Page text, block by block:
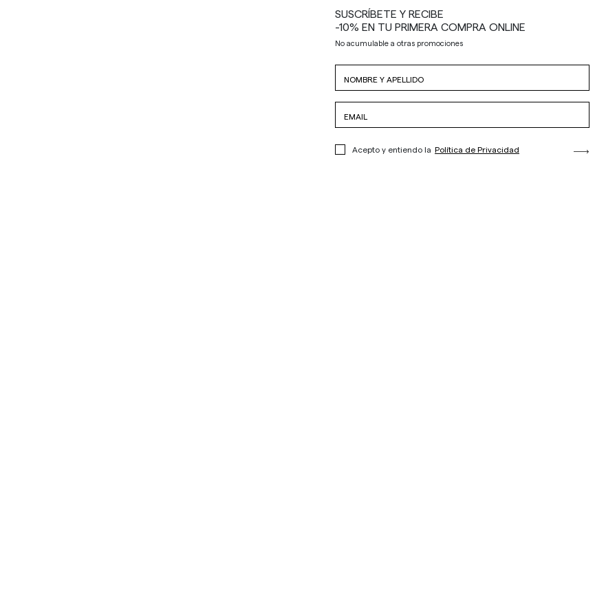
SUSCRÍBETE Y RECIBE
-10% EN TU PRIMERA COMPRA ONLINE
No acumulable a otras promociones
Acepto y entiendo la Política de Privacidad